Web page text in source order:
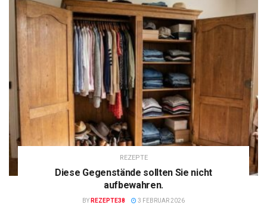
REZEPTE
Diese Gegenstände sollten Sie nicht
aufbewahren.
BY REZEPTE38 3 FEBRUAR 2026